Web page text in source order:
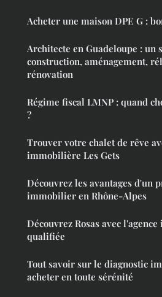
Acheter une maison DPE G :
Architecte en Guadeloupe : un
construction, aménagement,
rénovation
Régime fiscal LMNP : quand
?
Trouver votre chalet de rêve
immobilière Les Gets
Découvrez les avantages d'un
immobilier en Rhône-Alpes
Découvrez Rosas avec
qualifiée
Tout savoir sur le diagnostic
acheter en toute sérénité